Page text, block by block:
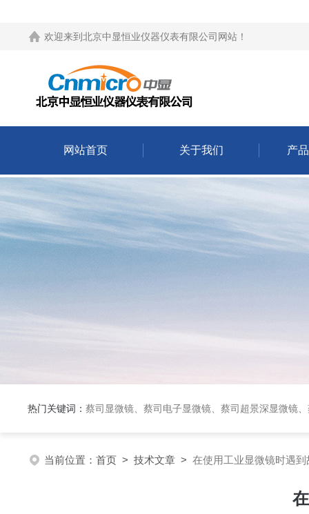
欢迎来到 北京中显恒业仪器仪表有限公司网站 ！
网站首页 关于我们 产
热门关键词： 蔡司显微镜、蔡司电子显微镜、蔡司超景深显微镜
当前位置： 首页 > 技术文章 > 在使用工业显微镜时遇